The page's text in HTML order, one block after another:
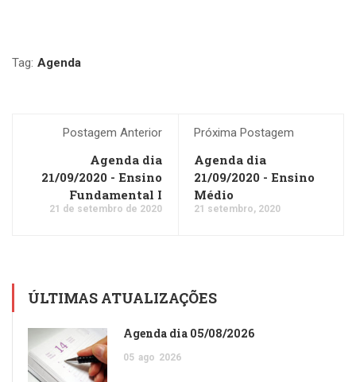
Tag: Agenda
Postagem Anterior
Agenda dia
21/09/2020 - Ensino
Fundamental I
21 de setembro de 2020
Próxima Postagem
Agenda dia
21/09/2020 - Ensino
Médio
21 setembro, 2020
ÚLTIMAS ATUALIZAÇÕES
Agenda dia 05/08/2026
05 ago 2026